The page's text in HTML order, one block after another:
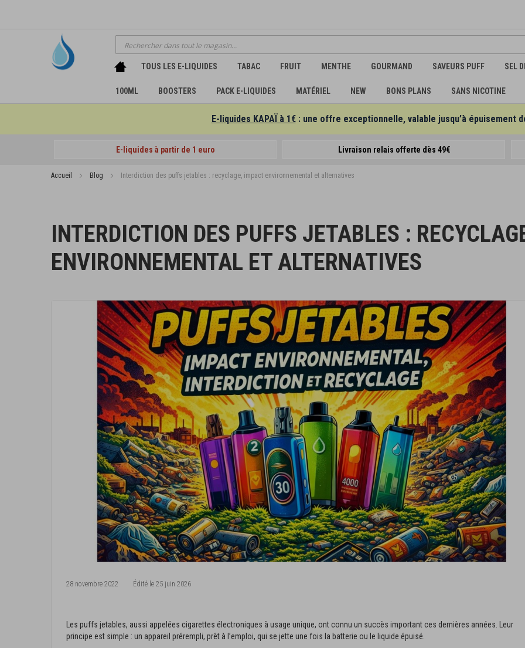
Chercher
TOUS LES E-LIQUIDES TABAC FRUIT MENTHE GOURMAND SAVEURS PUFF SEL
100ML BOOSTERS PACK E-LIQUIDES MATÉRIEL NEW BONS PLANS SANS NICOTINE
E-liquides KAPAÏ à 1€ : une offre exceptionnelle, valable jusqu’à épuisement
E-liquides à partir de 1 euro Livraison relais offerte dès 49€
Accueil Blog Interdiction des puffs jetables : recyclage, impact environnemental et alternatives
INTERDICTION DES PUFFS JETABLES :
ENVIRONNEMENTAL ET ALTERNATIVES
28 novembre 2022 Édité le 25 juin 2026
Les puffs jetables, aussi appelées cigarettes électroniques à usage unique, ont connu un succès important ces dernières années. Leur
principe est simple : un appareil prérempli, prêt à l’emploi, qui se jette une fois la batterie ou le liquide épuisé.